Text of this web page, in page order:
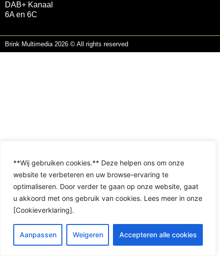
**Wij gebruiken cookies.** Deze helpen ons om onze
website te verbeteren en uw browse-ervaring te
optimaliseren. Door verder te gaan op onze website, gaat
u akkoord met ons gebruik van cookies. Lees meer in onze
[Cookieverklaring].
Aanpassen Weigeren Accepteren alle cookies
DAB+ Kanaal
6A en 6C
Brink Multimedia 2026 © All rights reserved